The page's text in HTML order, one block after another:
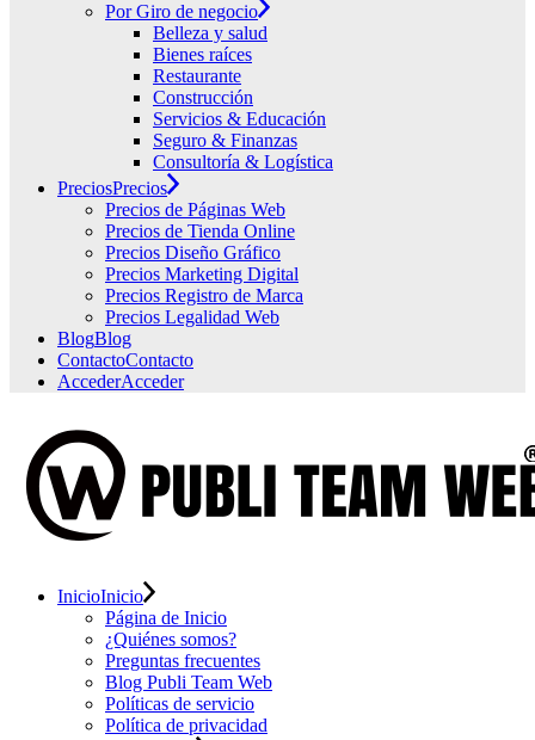
Por Giro de negocio
Belleza y salud
Bienes raíces
Restaurante
Construcción
Servicios & Educación
Seguro & Finanzas
Consultoría & Logística
PreciosPrecios
Precios de Páginas Web
Precios de Tienda Online
Precios Diseño Gráfico
Precios Marketing Digital
Precios Registro de Marca
Precios Legalidad Web
BlogBlog
ContactoContacto
AccederAcceder
InicioInicio
Página de Inicio
¿Quiénes somos?
Preguntas frecuentes
Blog Publi Team Web
Políticas de servicio
Política de privacidad